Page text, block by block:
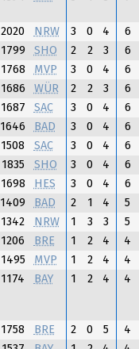
2020 NRW 3 0 4
6
1799 SHO 2 2 3
6
1768 MVP 3 0 4
6
1686 WÜR 2 2 3
6
1687 SAC 3 0 4
6
1646 BAD 3 0 4
6
1508 SAC 3 0 4
6
1835 SHO 3 0 4
6
1698 HES 3 0 4
6
1409 BAD 2 1 4
5
1342 NRW 1 3 3
5
1206 BRE 1 2 4
4
1495 MVP 1 2 4
4
1174 BAY 1 2 4 4
1758 BRE 2 0 5
4